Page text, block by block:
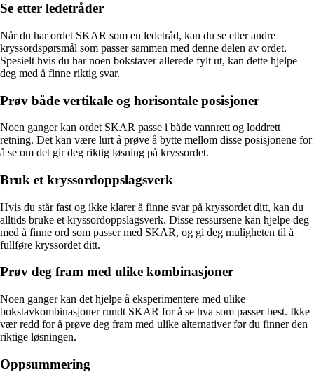
Se etter ledetråder
Når du har ordet SKAR som en ledetråd, kan du se etter andre
kryssordspørsmål som passer sammen med denne delen av ordet.
Spesielt hvis du har noen bokstaver allerede fylt ut, kan dette hjelpe
deg med å finne riktig svar.
Prøv både vertikale og horisontale posisjoner
Noen ganger kan ordet SKAR passe i både vannrett og loddrett
retning. Det kan være lurt å prøve å bytte mellom disse posisjonene for
å se om det gir deg riktig løsning på kryssordet.
Bruk et kryssordoppslagsverk
Hvis du står fast og ikke klarer å finne svar på kryssordet ditt, kan du
alltids bruke et kryssordoppslagsverk. Disse ressursene kan hjelpe deg
med å finne ord som passer med SKAR, og gi deg muligheten til å
fullføre kryssordet ditt.
Prøv deg fram med ulike kombinasjoner
Noen ganger kan det hjelpe å eksperimentere med ulike
bokstavkombinasjoner rundt SKAR for å se hva som passer best. Ikke
vær redd for å prøve deg fram med ulike alternativer før du finner den
riktige løsningen.
Oppsummering